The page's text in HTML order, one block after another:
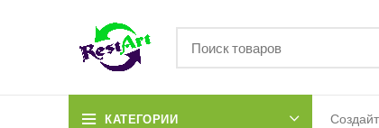
КАТЕГОРИИ